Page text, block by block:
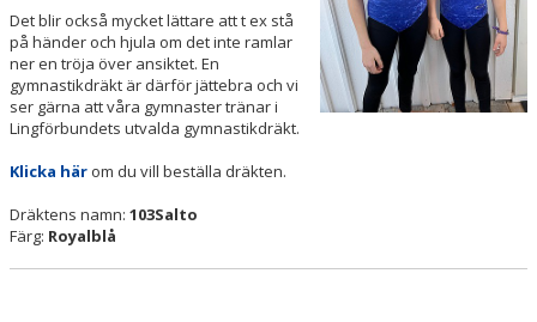
Det blir också mycket lättare att t ex stå
på händer och hjula om det inte ramlar
ner en tröja över ansiktet. En
gymnastikdräkt är därför jättebra och vi
ser gärna att våra gymnaster tränar i
Lingförbundets utvalda gymnastikdräkt.
Klicka här om du vill beställa dräkten.
Dräktens namn: 103Salto
Färg: Royalblå